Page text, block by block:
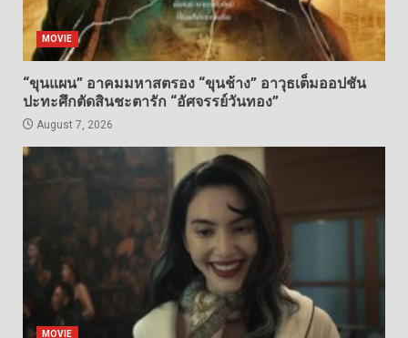
MOVIE
“ขุนแผน” อาคมมหาสตรอง “ขุนช้าง” อาวุธเต็มออปชัน
ปะทะศึกตัดสินชะตารัก “อัศจรรย์วันทอง”
August 7, 2026
MOVIE